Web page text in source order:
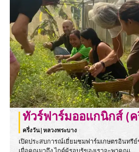
ทัวร์ฟาร์มออแกนิกส์ (ค
ครึ่งวัน | หลวงพระบาง
เปิดประสบการณ์เยี่ยมชมฟาร์มเกษตรอินทรีย์